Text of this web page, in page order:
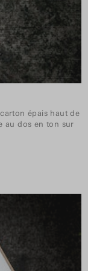
épais haut de
au dos en ton sur